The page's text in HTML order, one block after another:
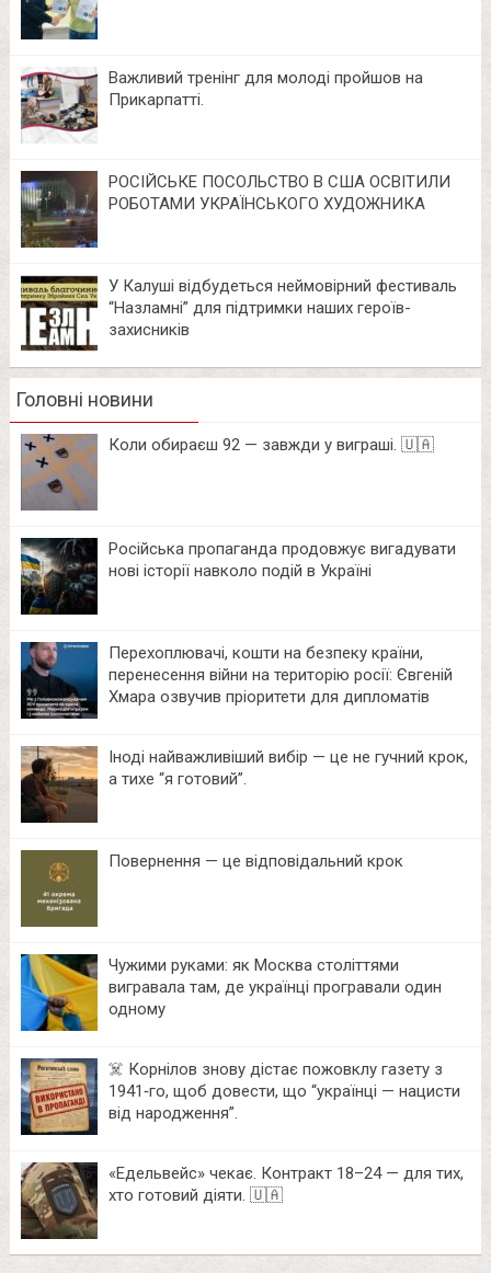
Важливий тренінг для молоді пройшов на
Прикарпатті.
РОСІЙСЬКЕ ПОСОЛЬСТВО В США ОСВІТИЛИ
РОБОТАМИ УКРАЇНСЬКОГО ХУДОЖНИКА
У Калуші відбудеться неймовірний фестиваль
“Назламні” для підтримки наших героїв-
захисників
Головні новини
Коли обираєш 92 — завжди у виграші. 🇺🇦
Російська пропаганда продовжує вигадувати
нові історії навколо подій в Україні
Перехоплювачі, кошти на безпеку країни,
перенесення війни на територію росії: Євгеній
Хмара озвучив пріоритети для дипломатів
Іноді найважливіший вибір — це не гучний крок,
а тихе “я готовий”.
Повернення — це відповідальний крок
Чужими руками: як Москва століттями
вигравала там, де українці програвали один
одному
☠️ Корнілов знову дістає пожовклу газету з
1941‑го, щоб довести, що “українці — нацисти
від народження”.
«Едельвейс» чекає. Контракт 18–24 — для тих,
хто готовий діяти. 🇺🇦